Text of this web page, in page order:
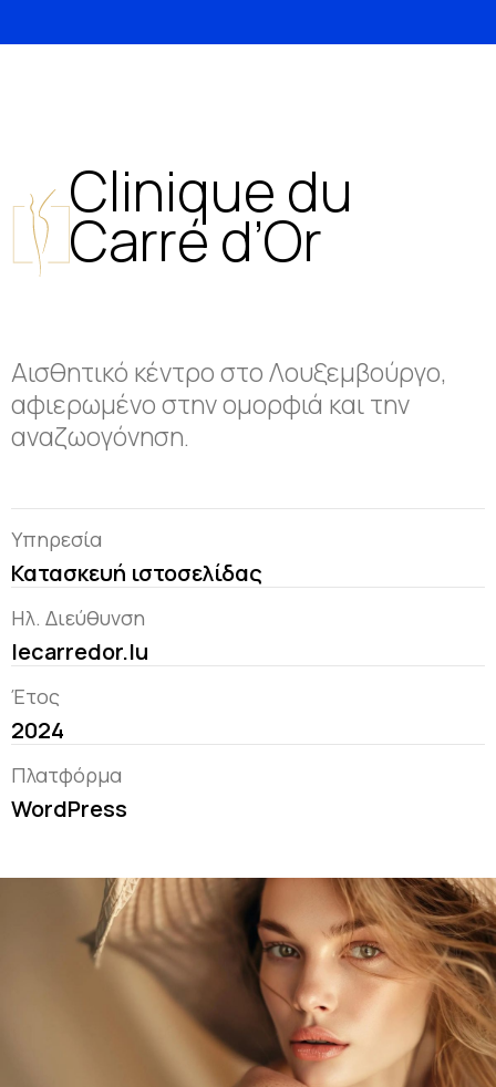
Clinique du
Carré d’Or
Αισθητικό κέντρο στο Λουξεμβούργο,
αφιερωμένο στην ομορφιά και την
αναζωογόνηση.
Υπηρεσία
Κατασκευή ιστοσελίδας
Ηλ. Διεύθυνση
lecarredor.lu
Έτος
2024
Πλατφόρμα
WordPress